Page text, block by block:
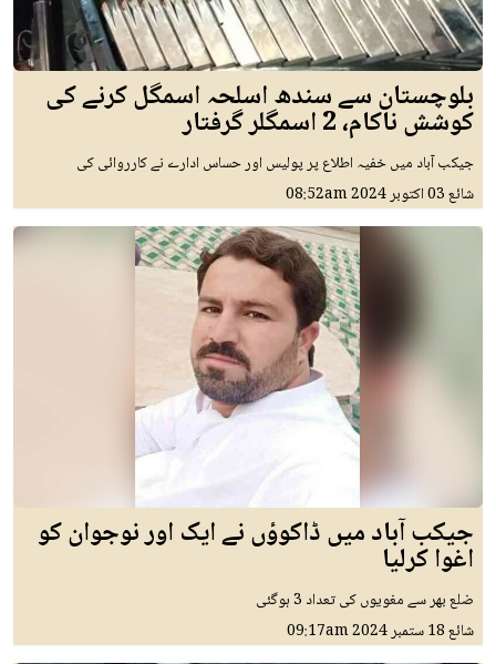
بلوچستان سے سندھ اسلحہ اسمگل کرنے کی
کوشش ناکام، 2 اسمگلر گرفتار
جیکب آباد میں خفیہ اطلاع پر پولیس اور حساس ادارے نے کارروائی کی
شائع03 اکتوبر 2024 08:52am
جیکب آباد میں ڈاکوؤں نے ایک اور نوجوان کو
اغوا کرلیا
ضلع بھر سے مغویوں کی تعداد 3 ہوگئی
شائع18 ستمبر 2024 09:17am